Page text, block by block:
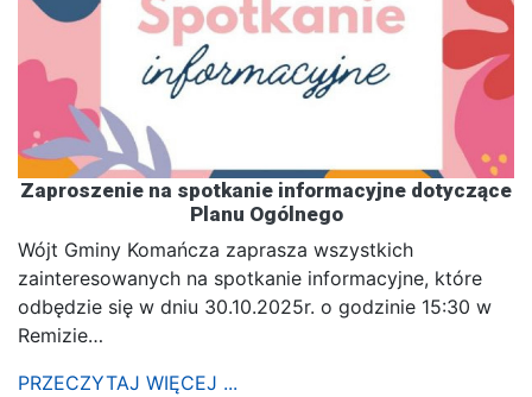
Zaproszenie na spotkanie informacyjne dotyczące
Planu Ogólnego
Wójt Gminy Komańcza zaprasza wszystkich
zainteresowanych na spotkanie informacyjne, które
odbędzie się w dniu 30.10.2025r. o godzinie 15:30 w
Remizie…
PRZECZYTAJ WIĘCEJ ...